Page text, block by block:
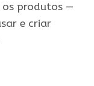
produtos —
e criar